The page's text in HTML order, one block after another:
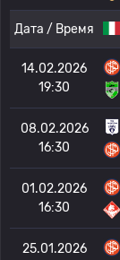
Дата / Время
14.02.2026
19:30
08.02.2026
16:30
01.02.2026
16:30
25.01.2026